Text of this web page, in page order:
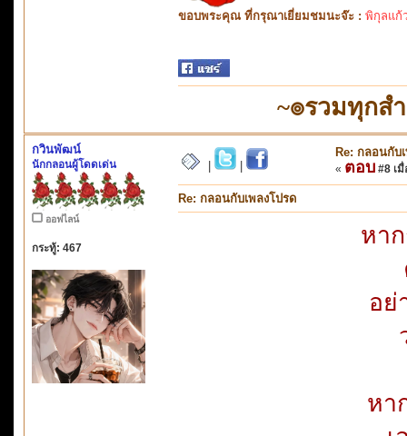
ขอบพระคุณ ที่กรุณาเยี่ยมชมนะจ๊ะ : พิกุลแก้
~๏รวมทุกส
กวินพัฒน์
นักกลอนผู้โดดเด่น
ออฟไลน์
กระทู้: 467
Re: กลอนกับ
« ตอบ #8 เมื่
Re: กลอนกับเพลงโปรด
หา
อย่
หา